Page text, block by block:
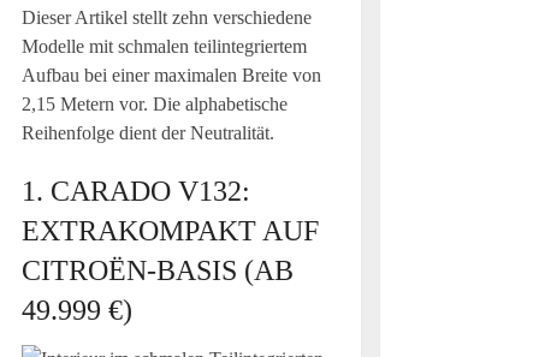
Dieser Artikel stellt zehn verschiedene
Modelle mit schmalen teilintegriertem
Aufbau bei einer maximalen Breite von
2,15 Metern vor. Die alphabetische
Reihenfolge dient der Neutralität.
1. CARADO V132:
EXTRAKOMPAKT AUF
CITROËN-BASIS (AB
49.999 €)